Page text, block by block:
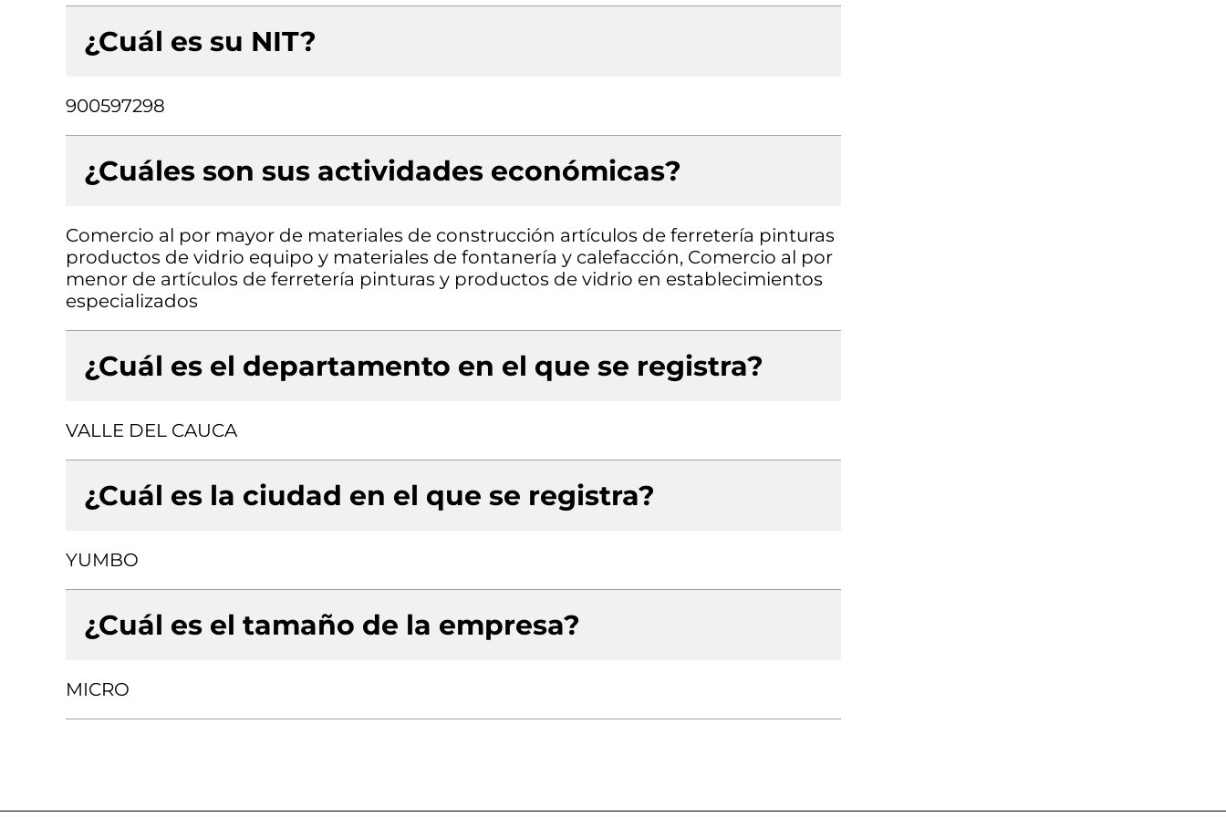
¿Cuál es su NIT?
900597298
¿Cuáles son sus actividades económicas?
Comercio al por mayor de materiales de construcción artículos de ferretería pinturas
productos de vidrio equipo y materiales de fontanería y calefacción, Comercio al por
menor de artículos de ferretería pinturas y productos de vidrio en establecimientos
especializados
¿Cuál es el departamento en el que se registra?
VALLE DEL CAUCA
¿Cuál es la ciudad en el que se registra?
YUMBO
¿Cuál es el tamaño de la empresa?
MICRO